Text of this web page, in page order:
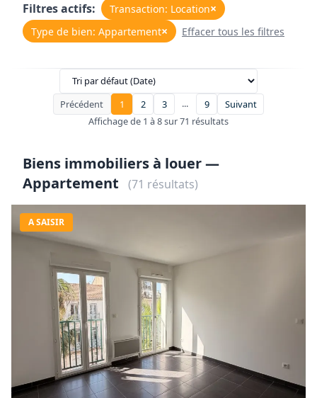
Filtres actifs: Transaction: Location×
Type de bien: Appartement× Effacer tous les filtres
Précédent 1 2 3 ... 9
Suivant
Affichage de 1 à 8 sur 71 résultats
Biens immobiliers à louer —
Appartement
(71 résultats)
A SAISIR